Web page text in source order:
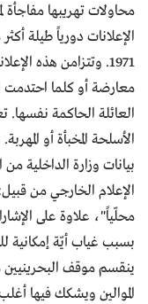
محاولات تهريبها مفاجأة
الإعلانات دورياً طيلة
1971. وتتزامن هذه
معارضة أو كلما احتدمت
العائلة الحاكمة نفسها.
الأسلحة المخبأة أو
بيانات وزارة الداخلية
الإعلام الخارجي من
محلّياً"، علاوة على
بسبب غياب أيّة
ينقسم موقف البحرينيين
الموالين ويشكك فيها